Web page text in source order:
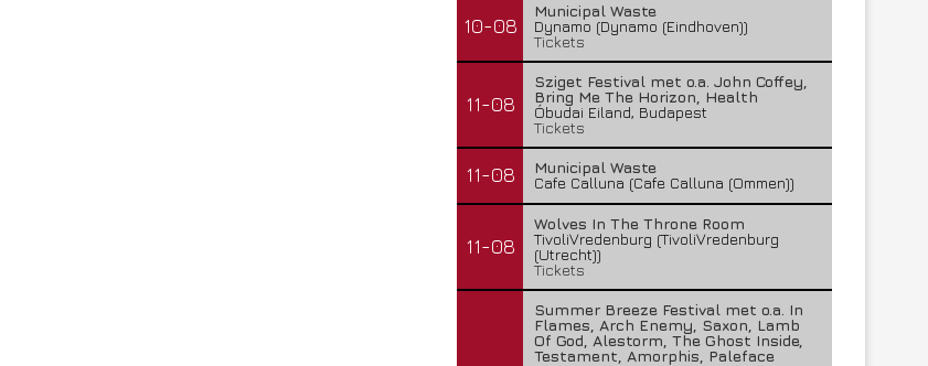
10-08
Municipal Waste
Dynamo (Dynamo (Eindhoven))
Tickets
11-08
Sziget Festival met o.a. John Coffey,
Bring Me The Horizon, Health
Óbudai Eiland, Budapest
Tickets
11-08
Municipal Waste
Cafe Calluna (Cafe Calluna (Ommen))
11-08
Wolves In The Throne Room
TivoliVredenburg (TivoliVredenburg
(Utrecht))
Tickets
Summer Breeze Festival met o.a. In
Flames, Arch Enemy, Saxon, Lamb
Of God, Alestorm, The Ghost Inside,
Testament, Amorphis, Paleface